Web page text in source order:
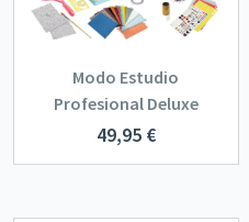
Modo Estudio
Profesional Deluxe
49,95 €